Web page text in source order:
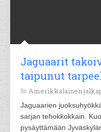
Jaguaarit
taipunut
Amerikkalainen
Jaguaarien
sarjan tehokkokkain.
pysäyttämään